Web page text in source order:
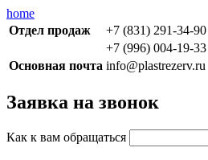
home
Отдел продаж
+7 (831) 291-34-90
+7 (996) 004-19-33
Основная почта info@plastrezerv.ru
Заявка на звонок
Как к вам обращаться